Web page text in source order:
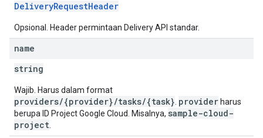
DeliveryRequestHeader
Opsional. Header permintaan Delivery API standar.
name
string
Wajib. Harus dalam format
providers/{provider}/tasks/{task} provider harus
berupa ID Project Google Cloud. Misalnya, sample-cloud-
project